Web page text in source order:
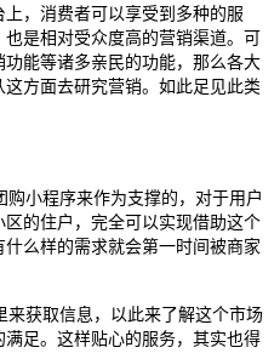
，消费者可以享受到多种的服
是相对受众度高的营销渠道。可
能等诸多亲民的功能，那么各大
方面去研究营销。如此足见此类
小程序来作为支撑的，对于用户
的住户，完全可以实现借助这个
么样的需求就会第一时间被商家
获取信息，以此来了解这个市场
足。这样贴心的服务，其实也得